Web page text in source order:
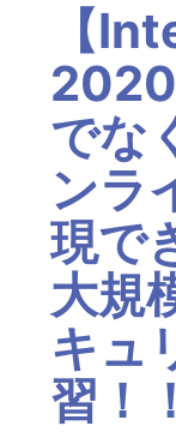
【
でな
ンラ
現で
大規
キュ
習！！